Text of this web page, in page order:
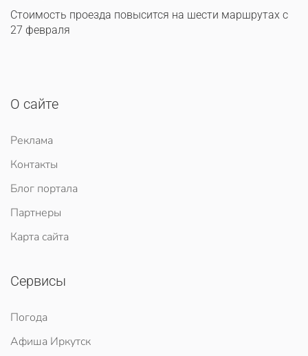
Стоимость проезда повысится на шести маршрутах с
27 февраля
О сайте
Реклама
Контакты
Блог портала
Партнеры
Карта сайта
Сервисы
Погода
Афиша Иркутск